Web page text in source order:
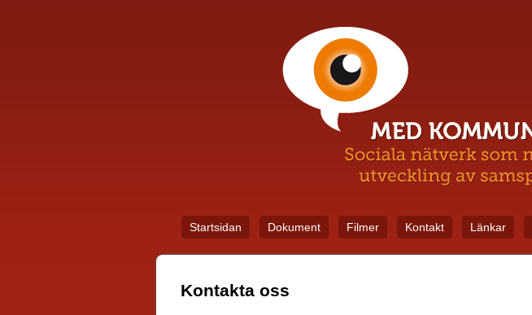
Startsidan Dokument Filmer Kontakt Länkar
Kontakta oss